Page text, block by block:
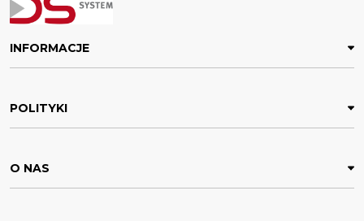
INFORMACJE
POLITYKI
O NAS